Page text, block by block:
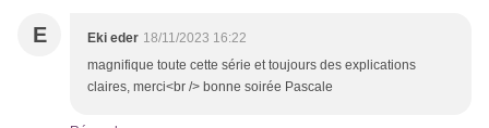
E Eki eder 18/11/2023 16:22
magnifique toute cette série et toujours des explications
claires, merci<br /> bonne soirée Pascale